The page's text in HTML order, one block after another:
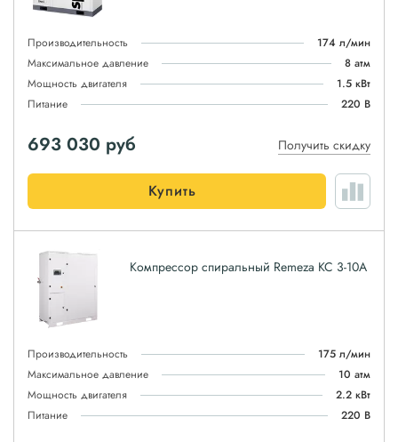
Производительность
174 л/мин
Максимальное давление
8 атм
Мощность двигателя
1.5 кВт
Питание
220 В
693 030 руб Получить скидку
Купить
Компрессор спиральный Remeza КС 3-10А
Производительность
175 л/мин
Максимальное давление
10 атм
Мощность двигателя
2.2 кВт
Питание
220 В